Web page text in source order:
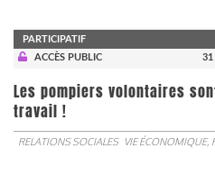
PARTICIPATIF
ACCÈS PUBLIC
Les pompiers volontaires
travail !
RELATIONS SOCIALES VIE ÉCONOMIQUE,